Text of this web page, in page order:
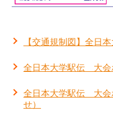
【交通規制図】全日
全日本大学駅伝 大会
全日本大学駅伝 大会
せ）